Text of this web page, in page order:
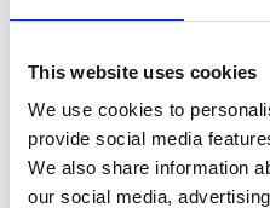
This website uses cookies
We use cookies to
provide social media
We also share information
our social media,